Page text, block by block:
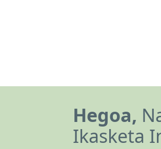
Hegoa,
Ikasketa